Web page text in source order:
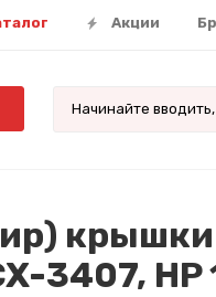
Акции
крышки
3407,